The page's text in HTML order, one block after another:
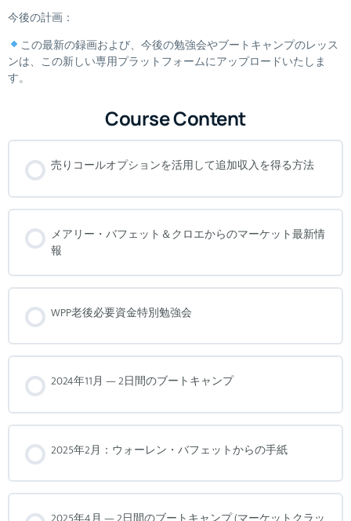
今後の計画：
この最新の録画および、今後の勉強会やブートキャンプのレッス
ンは、この新しい専用プラットフォームにアップロードいたしま
す。
Course Content
売りコールオプションを活用して追加収入を得る方法
メアリー・バフェット＆クロエからのマーケット最新情
報
WPP老後必要資金特別勉強会
2024年11月 — 2日間のブートキャンプ
2025年2月：ウォーレン・バフェットからの手紙